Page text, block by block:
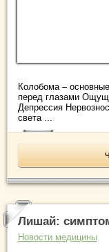
Колобома –
перед глазами
Депрессия
света ...
Лишай:
Новости медицины